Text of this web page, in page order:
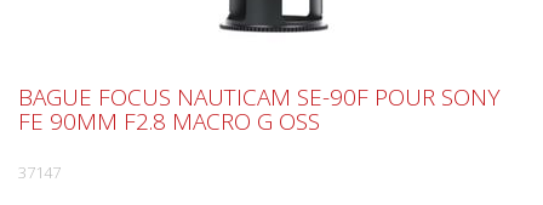
BAGUE FOCUS NAUTICAM SE-90F POUR SONY
FE 90MM F2.8 MACRO G OSS
37147